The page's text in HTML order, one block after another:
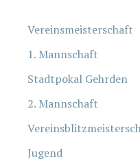
Vereinsmeisterschaft
1. Mannschaft
Stadtpokal Gehrden
2. Mannschaft
Jugend